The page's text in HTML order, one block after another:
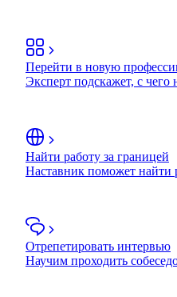
Перейти в новую
Эксперт подскажет, с чего
Найти работу за границей
Наставник поможет найти
Отрепетировать интервью
Научим проходить